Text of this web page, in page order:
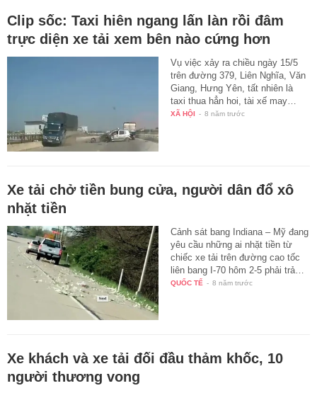
Clip sốc: Taxi hiên ngang lấn làn rồi đâm
trực diện xe tải xem bên nào cứng hơn
Vụ việc xảy ra chiều ngày 15/5
trên đường 379, Liên Nghĩa, Văn
Giang, Hưng Yên, tất nhiên là
taxi thua hẳn hoi, tài xế may…
XÃ HỘI - 8 năm trước
Xe tải chở tiền bung cửa, người dân đổ xô
nhặt tiền
Cảnh sát bang Indiana – Mỹ đang
yêu cầu những ai nhặt tiền từ
chiếc xe tải trên đường cao tốc
liên bang I-70 hôm 2-5 phải trả…
QUỐC TẾ - 8 năm trước
Xe khách và xe tải đối đầu thảm khốc, 10
người thương vong